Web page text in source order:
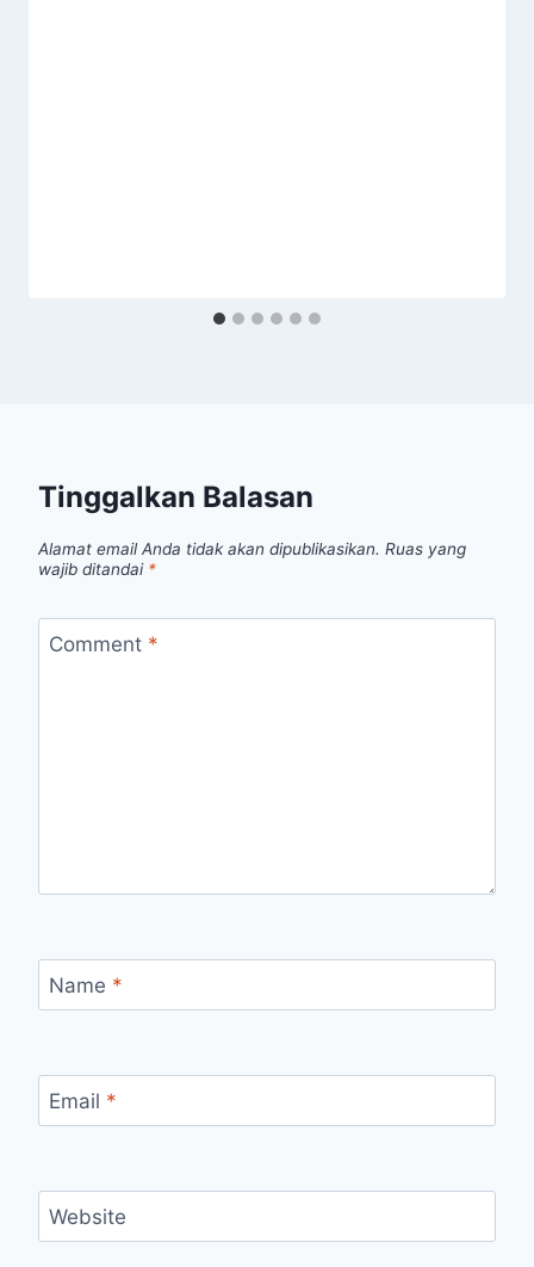
Tinggalkan Balasan
Alamat email Anda tidak akan dipublikasikan. Ruas yang
wajib ditandai *
Comment *
Name *
Email *
Website